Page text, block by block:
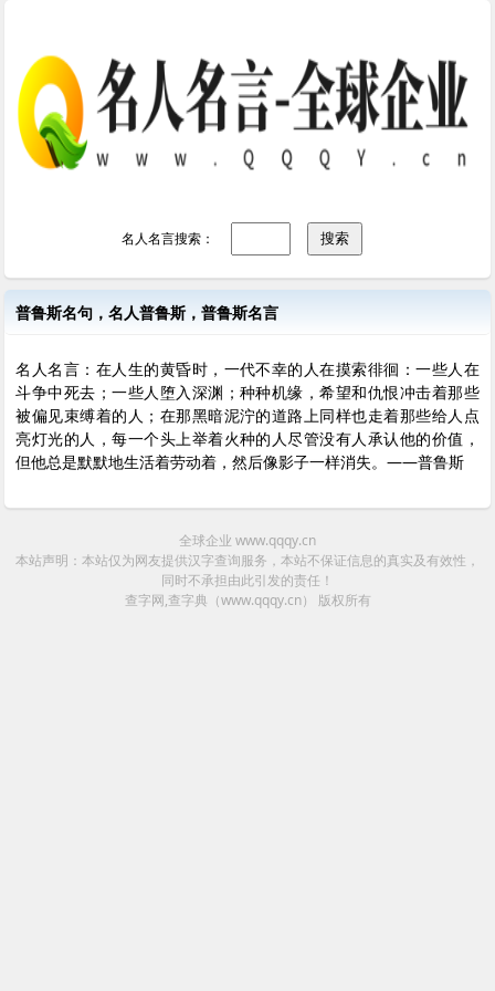
名人名言搜索：
普鲁斯名句，名人普鲁斯，普鲁斯名言
名人名言：在人生的黄昏时，一代不幸的人在摸索徘徊：一些人在
斗争中死去；一些人堕入深渊；种种机缘，希望和仇恨冲击着那些
被偏见束缚着的人；在那黑暗泥泞的道路上同样也走着那些给人点
亮灯光的人，每一个头上举着火种的人尽管没有人承认他的价值，
但他总是默默地生活着劳动着，然后像影子一样消失。——普鲁斯
全球企业 www.qqqy.cn
本站声明：本站仅为网友提供汉字查询服务，本站不保证信息的真实及有效性，
同时不承担由此引发的责任！
查字网,查字典（www.qqqy.cn）
版权所有